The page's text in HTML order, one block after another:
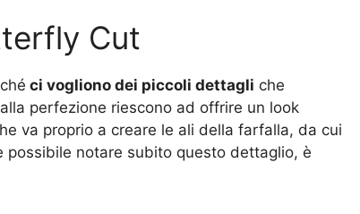
Cut
ci vogliono dei piccoli dettagli che
perfezione riescono ad offrire un look
va proprio a creare le ali della farfalla, da cui
notare subito questo dettaglio, è